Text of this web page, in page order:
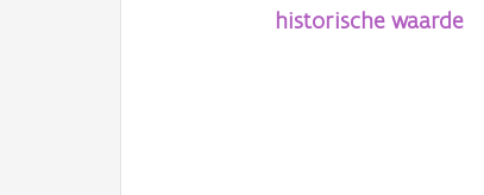
historische waarde